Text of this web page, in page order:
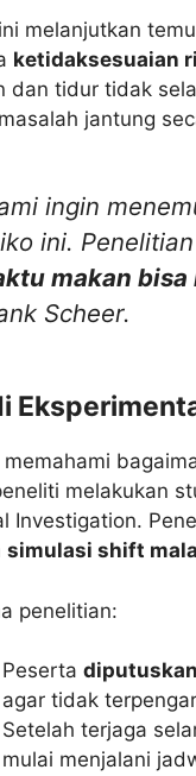
melanjutkan
ketidaksesuaian
dan tidur tidak
jantung
ingin
ini.
makan
Scheer.
melakukan
Investigation.
simulasi shift
penelitian:
Peserta
agar tidak
Setelah terjaga
mulai menjalani